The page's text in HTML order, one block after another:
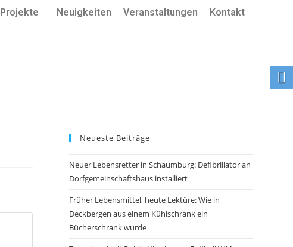
Projekte Neuigkeiten Veranstaltungen Kontakt
Neueste Beiträge
Neuer Lebensretter in Schaumburg: Defibrillator an
Dorfgemeinschaftshaus installiert
Früher Lebensmittel, heute Lektüre: Wie in
Deckbergen aus einem Kühlschrank ein
Bücherschrank wurde